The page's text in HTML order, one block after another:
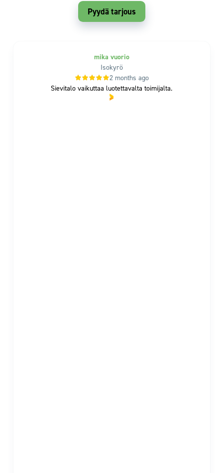
Pyydä tarjous
mika vuorio
Isokyrö
2 months ago
Sievitalo vaikuttaa luotettavalta toimijalta.